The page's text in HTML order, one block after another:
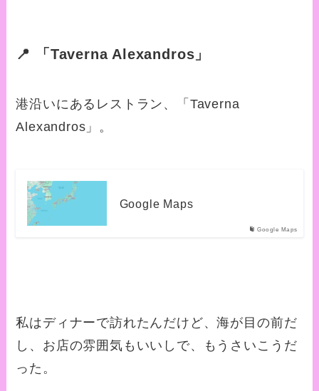
📍 「Taverna Alexandros」
港沿いにあるレストラン、
「Taverna
Alexandros」 。
Google Maps
Google Maps
私はディナーで訪れたんだけど、海が目の前だ
し、お店の雰囲気もいいしで、もうさいこうだ
った。